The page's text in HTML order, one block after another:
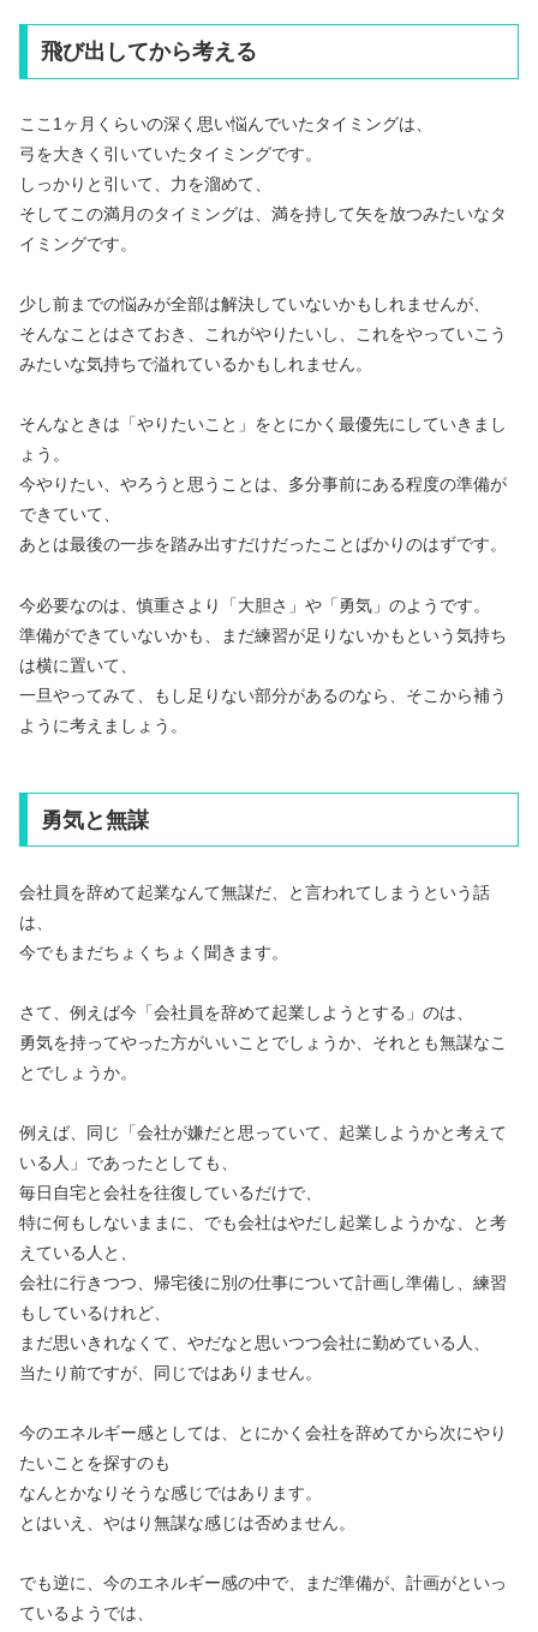
飛び出してから考える
ここ1ヶ月くらいの深く思い悩んでいたタイミングは、
弓を大きく引いていたタイミングです。
しっかりと引いて、力を溜めて、
そしてこの満月のタイミングは、満を持して矢を放つみたいなタ
イミングです。
少し前までの悩みが全部は解決していないかもしれませんが、
そんなことはさておき、これがやりたいし、これをやっていこう
みたいな気持ちで溢れているかもしれません。
そんなときは「やりたいこと」をとにかく最優先にしていきまし
ょう。
今やりたい、やろうと思うことは、多分事前にある程度の準備が
できていて、
あとは最後の一歩を踏み出すだけだったことばかりのはずです。
今必要なのは、慎重さより「大胆さ」や「勇気」のようです。
準備ができていないかも、まだ練習が足りないかもという気持ち
は横に置いて、
一旦やってみて、もし足りない部分があるのなら、そこから補う
ように考えましょう。
勇気と無謀
会社員を辞めて起業なんて無謀だ、と言われてしまうという話
は、
今でもまだちょくちょく聞きます。
さて、例えば今「会社員を辞めて起業しようとする」のは、
勇気を持ってやった方がいいことでしょうか、それとも無謀なこ
とでしょうか。
例えば、同じ「会社が嫌だと思っていて、起業しようかと考えて
いる人」であったとしても、
毎日自宅と会社を往復しているだけで、
特に何もしないままに、でも会社はやだし起業しようかな、と考
えている人と、
会社に行きつつ、帰宅後に別の仕事について計画し準備し、練習
もしているけれど、
まだ思いきれなくて、やだなと思いつつ会社に勤めている人、
当たり前ですが、同じではありません。
今のエネルギー感としては、とにかく会社を辞めてから次にやり
たいことを探すのも
なんとかなりそうな感じではあります。
とはいえ、やはり無謀な感じは否めません。
でも逆に、今のエネルギー感の中で、まだ準備が、計画がといっ
ているようでは、